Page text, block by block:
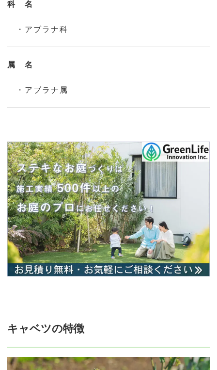
科 名
・アブラナ科
属 名
・アブラナ属
キャベツの特徴